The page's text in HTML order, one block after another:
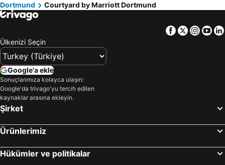
Dortmund
Courtyard by Marriott Dortmund
Facebook
Twitter
Ülkenizi Seçin
Google'a ekle
Sonuçlarımıza kolayca ulaşın:
Google'da trivago'yu tercih edilen
kaynaklar arasına ekleyin.
Şirket
Ürünlerimiz
Hükümler ve politikalar